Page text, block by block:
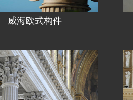
威海欧式构件